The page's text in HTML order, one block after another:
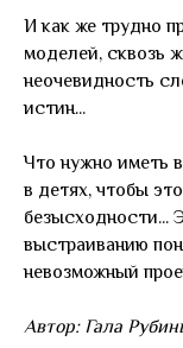
И как же трудно
моделей, сквозь
неочевидность
истин...
Что нужно иметь
в детях, чтобы
безысходности...
выстраиванию
невозможный
Автор: Гала